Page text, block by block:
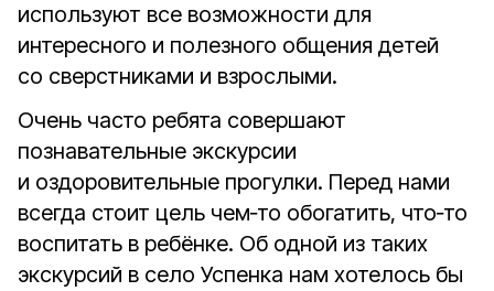
используют все возможности для
интересного и полезного общения детей
со сверстниками и взрослыми.
Очень часто ребята совершают
познавательные экскурсии
и оздоровительные прогулки. Перед нами
всегда стоит цель чем‑то обогатить, что‑то
воспитать в ребёнке. Об одной из таких
экскурсий в село Успенка нам хотелось бы